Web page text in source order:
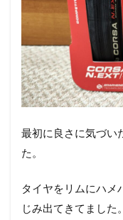
最初に良さに気づい
た。
タイヤをリムにハメ
じみ出てきてました。